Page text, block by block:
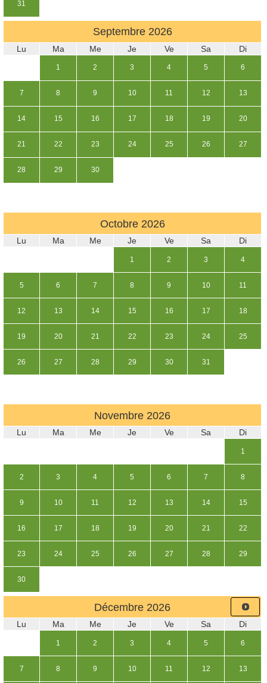
31
Septembre 2026
Lu Ma Me Je Ve Sa Di
1 2 3 4 5 6
7 8 9 10 11 12 13
14 15 16 17 18 19 20
21 22 23 24 25 26 27
28 29 30
Octobre 2026
Lu Ma Me Je Ve Sa Di
1 2 3 4
5 6 7 8 9 10 11
12 13 14 15 16 17 18
19 20 21 22 23 24 25
26 27 28 29 30 31
Novembre 2026
Lu Ma Me Je Ve Sa Di
1
2 3 4 5 6 7 8
9 10 11 12 13 14 15
16 17 18 19 20 21 22
23 24 25 26 27 28 29
30
Décembre 2026
Lu Ma Me Je Ve Sa Di
1 2 3 4 5 6
7 8 9 10 11 12 13